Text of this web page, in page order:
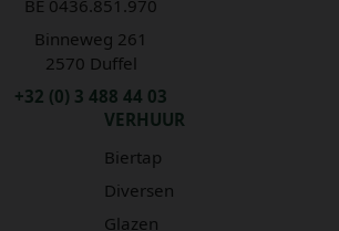
BE 0436.851.970
Binneweg 261
2570 Duffel
+32 (0) 3 488 44 03
VERHUUR
Biertap
Diversen
Glazen